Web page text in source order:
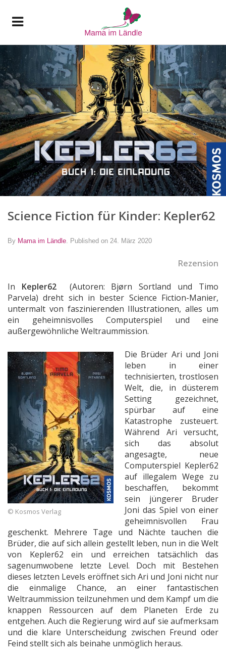
Science Fiction für Kinder: Kepler62
By Mama im Ländle Published on 24. März 2020
Rezension
In Kepler62 (Autoren: Bjørn Sortland und Timo
Parvela)dreht sich in bester Science Fiction-Manier,
untermalt von faszinierenden Illustrationen, alles um
ein geheimnisvolles Computerspiel und eine
außergewöhnliche Weltraummission.
© Kosmos Verlag
Die Brüder Ari und Joni
leben in einer
technisierten, trostlosen
Welt, die, in düsterem
Setting gezeichnet,
spürbar auf eine
Katastrophe zusteuert.
Während Ari versucht,
sich das absolut
angesagte, neue
Computerspiel Kepler62
auf illegalem Wege zu
beschaffen, bekommt
sein jüngerer Bruder
Joni das Spiel von einer
geheimnisvollen Frau
geschenkt. Mehrere Tage und Nächte tauchen die
Brüder, die auf sich allein gestellt leben, nun in die Welt
von Kepler62 ein und erreichen tatsächlich das
sagenumwobene letzte Level. Doch mit Bestehen
dieses letzten Levels eröffnet sich Ari und Joni nicht nur
die einmalige Chance, an einer fantastischen
Weltraummission teilzunehmen und dem Kampf um die
knappen Ressourcen auf dem Planeten Erde zu
entgehen. Auch die Regierung wird auf sie aufmerksam
und die klare Unterscheidung zwischen Freund oder
Feind stellt sich als beinahe unmöglich heraus.